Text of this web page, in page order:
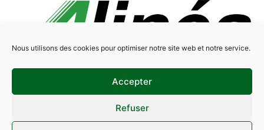
Nous utilisons des cookies pour optimiser notre site web et notre service.
Accepter
Refuser
Réalisé avec amour par Krysalidesign
Politique de confidentialité